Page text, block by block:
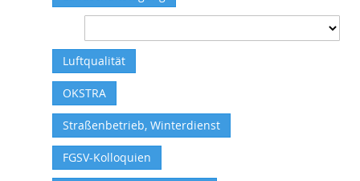
Luftqualität
OKSTRA
Straßenbetrieb, Winterdienst
FGSV-Kolloquien